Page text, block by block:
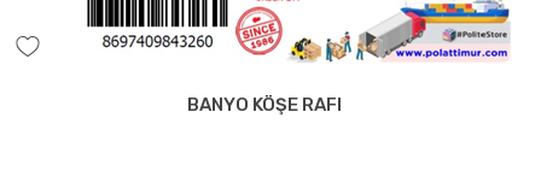
BANYO KÖŞE RAFI